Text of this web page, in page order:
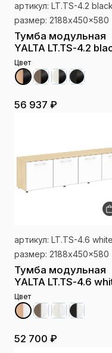
артикул: LT.TS-4.2 black
размер: 2188x450x580
Тумба модульная
YALTA LT.TS-4.2
Цвет
56 937 ₽
артикул: LT.TS-4.6 white
размер: 2188x450x580
Тумба модульная
YALTA LT.TS-4.6
Цвет
52 700 ₽